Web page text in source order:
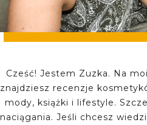
Cześć! Jestem Zuzka. Na
znajdziesz recenzje
mody, książki i lifestyle.
naciągania. Jeśli chcesz